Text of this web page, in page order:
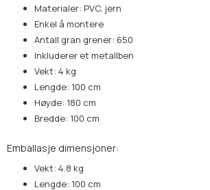
Materialer: PVC, jern
Enkel å montere
Antall gran grener: 650
Inkluderer et metallben
Vekt: 4 kg
Lengde: 100 cm
Høyde: 180 cm
Bredde: 100 cm
Emballasje dimensjoner:
Vekt: 4.8 kg
Lengde: 100 cm